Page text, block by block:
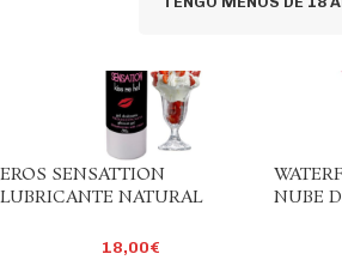
EROS SENSATTION
LUBRICANTE NATURAL
18,00€
NUBE